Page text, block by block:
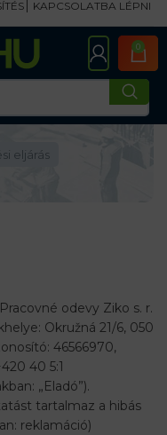
KAPCSOLATBA LÉPNI
0
eljárás
odevy Ziko s. r.
Okružná 21/6, 050
46566970,
40 5:1
„Eladó”).
tartalmaz a hibás
reklamáció)